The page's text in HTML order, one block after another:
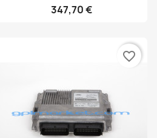
347,70 €
favorite_border